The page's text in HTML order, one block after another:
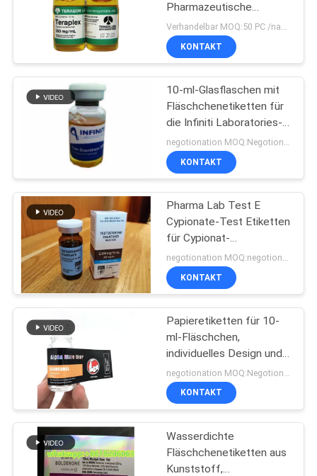
PRIVACY
POLICY
Kästen der Phiolen-
10ml
45
27
Kasten des
pharmazeutischen
Verpackens
Pharmazeutische
Fläschchenetiketten für
Glasbehälter
Verhandelbar MOQ:50 PC /name
KONTAKT
10-ml-Glasflaschen mit
Fläschchenetiketten für
die Infiniti Laboratories-
Apotheke
KONTAKT
Pharma Lab Test E
Cypionate-Test Etiketten
für Cypionat-
Glasfläschchen
KONTAKT
Papieretiketten für 10-
ml-Fläschchen,
individuelles Design und
Druck von
Privatetiketten
KONTAKT
Wasserdichte
Fläschchenetiketten aus
Kunststoff,